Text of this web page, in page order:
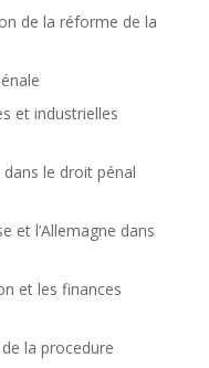
de la réforme de la
et industrielles
dans le droit pénal
et l’Allemagne dans
et les finances
la procedure